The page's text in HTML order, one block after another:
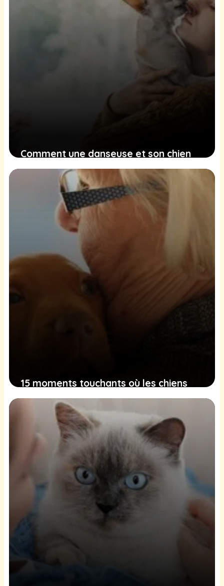
Comment une danseuse et son chien
ont bravé ensemble les épreuves du
13 janvier 2025
15 moments touchants où les chiens
apportent joie et compagnie à leurs
maîtres
11 janvier 2025